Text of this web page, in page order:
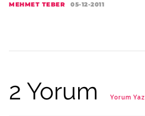
MEHMET TEBER 05-12-2011
2 Yorum Yorum Yaz